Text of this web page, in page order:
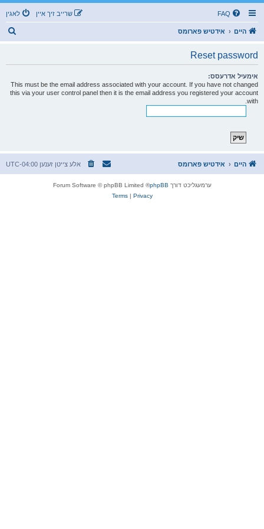
FAQ לאגין שרייב זיך איין
היים אידטיש פארומס
Reset password
אימעיל אדרעסס:
This must be the email address associated with your account. If you have not changed
this via your user control panel then it is the email address you registered your account
with.
היים אידטיש פארומס אלע צייטן זענען UTC-04:00
ערמעגליכט דורך phpBB
® Forum Software © phpBB Limited
Privacy
|
Terms